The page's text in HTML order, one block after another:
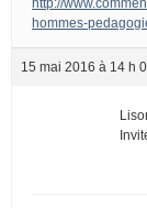
hommes-
15 mai 2016 à 14 h